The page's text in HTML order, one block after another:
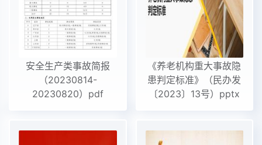
安全生产类事故简报
（20230814-
20230820）pdf
《养老机构重大事故隐
患判定标准》（民办发
〔2023〕13号）pptx